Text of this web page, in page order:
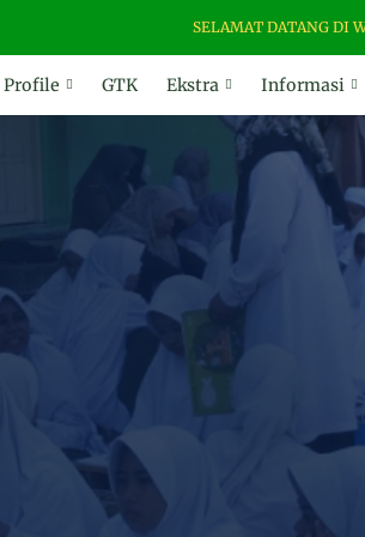
SELAMAT DATANG DI
Profile GTK Ekstra Informasi